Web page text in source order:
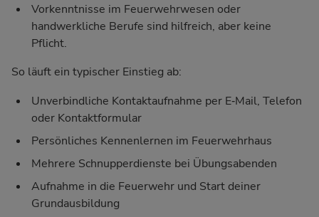
Vorkenntnisse im Feuerwehrwesen oder
handwerkliche Berufe sind hilfreich, aber keine
Pflicht.
So läuft ein typischer Einstieg ab:
Unverbindliche Kontaktaufnahme per E‑Mail, Telefon
oder Kontaktformular
Persönliches Kennenlernen im Feuerwehrhaus
Mehrere Schnupperdienste bei Übungsabenden
Aufnahme in die Feuerwehr und Start deiner
Grundausbildung